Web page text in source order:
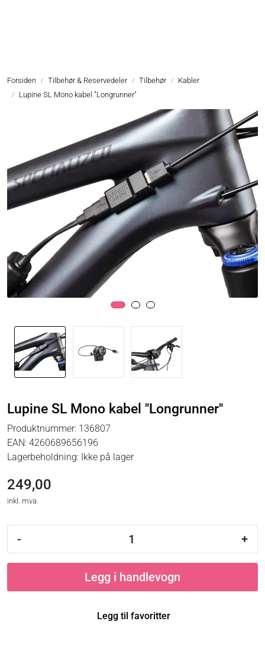
Forsiden Tilbehør & Reservedeler Tilbehør
Kabler
Lupine SL Mono kabel "Longrunner"
Lupine SL Mono kabel "Longrunner"
Produktnummer: 136807
EAN: 4260689656196
Lagerbeholdning: Ikke på lager
249,00
inkl. mva.
- +
Legg i handlevogn
Legg til favoritter
Hjelmlykter
Lommelykter
Tilbehør & Reservedeler
Oppgradering